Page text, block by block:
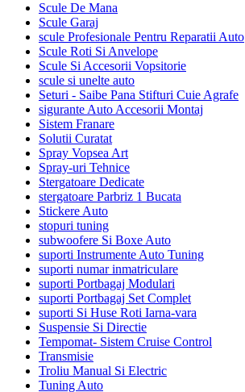
Scule De Mana
Scule Garaj
scule Profesionale Pentru Reparatii Auto
Scule Roti Si Anvelope
Scule Si Accesorii Vopsitorie
scule si unelte auto
Seturi - Saibe Pana Stifturi Cuie Agrafe
sigurante Auto Accesorii Montaj
Sistem Franare
Solutii Curatat
Spray Vopsea Art
Spray-uri Tehnice
Stergatoare Dedicate
stergatoare Parbriz 1 Bucata
Stickere Auto
stopuri tuning
subwoofere Si Boxe Auto
suporti Instrumente Auto Tuning
suporti numar inmatriculare
suporti Portbagaj Modulari
suporti Portbagaj Set Complet
suporti Si Huse Roti Iarna-vara
Suspensie Si Directie
Tempomat- Sistem Cruise Control
Transmisie
Troliu Manual Si Electric
Tuning Auto